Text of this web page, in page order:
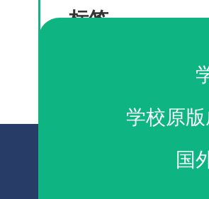
标签
学校原
国